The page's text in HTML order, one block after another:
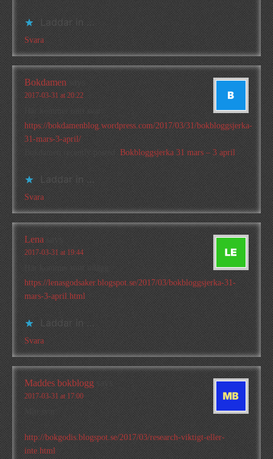
Laddar in …
Svara
Bokdamen
2017-03-31 at 20:22
Här kommer mitt svar:
https://bokdamenblog.wordpress.com/2017/03/31/bokbloggsjerka-
31-mars-3-april/
Bokbloggsjerka 31 mars – 3 april
Laddar in …
Svara
Lena
2017-03-31 at 19:44
https://lenasgodsaker.blogspot.se/2017/03/bokbloggsjerka-31-
mars-3-april.html
Laddar in …
Svara
Maddes bokblogg
2017-03-31 at 17:00
http://bokgodis.blogspot.se/2017/03/research-viktigt-eller-
inte.html